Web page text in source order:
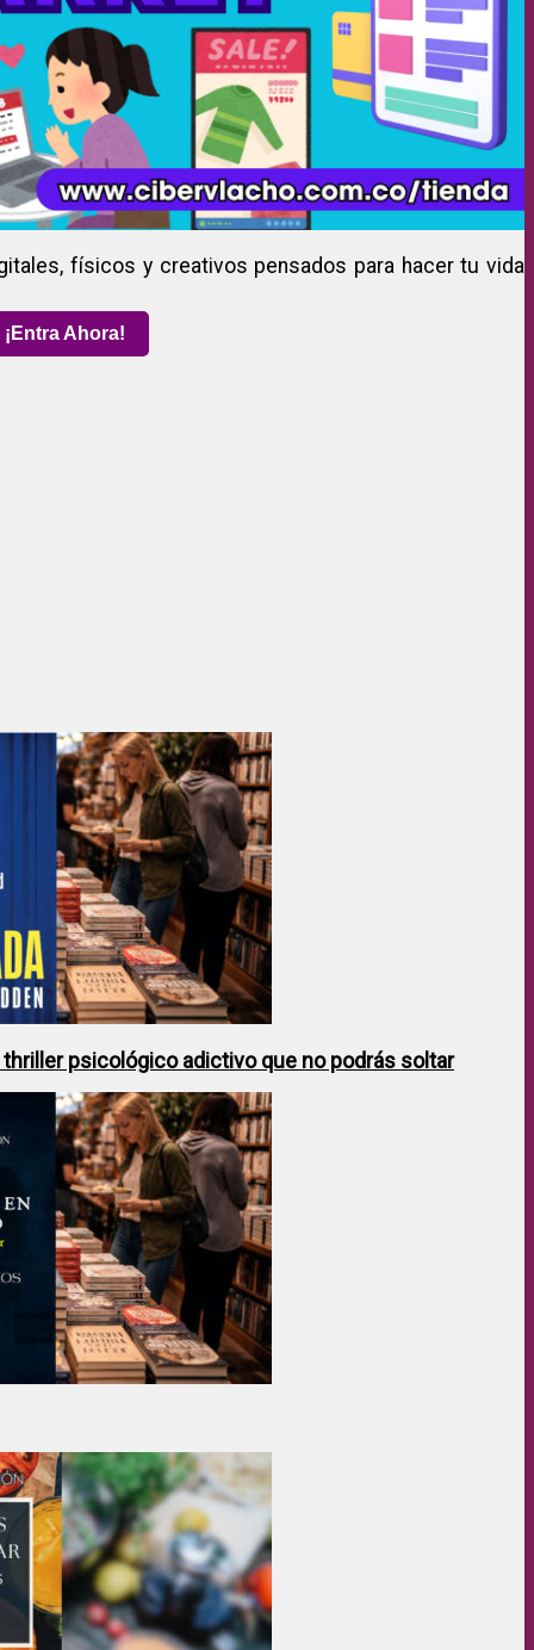
físicos y creativos pensados para hacer tu vida
¡Entra Ahora!
thriller psicológico adictivo que no podrás soltar